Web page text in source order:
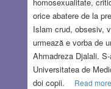
orice abatere de la
Islam crud, obsesiv,
urmează e vorba de
Ahmadreza Djalali.
Universitatea de
doi copii.
Read